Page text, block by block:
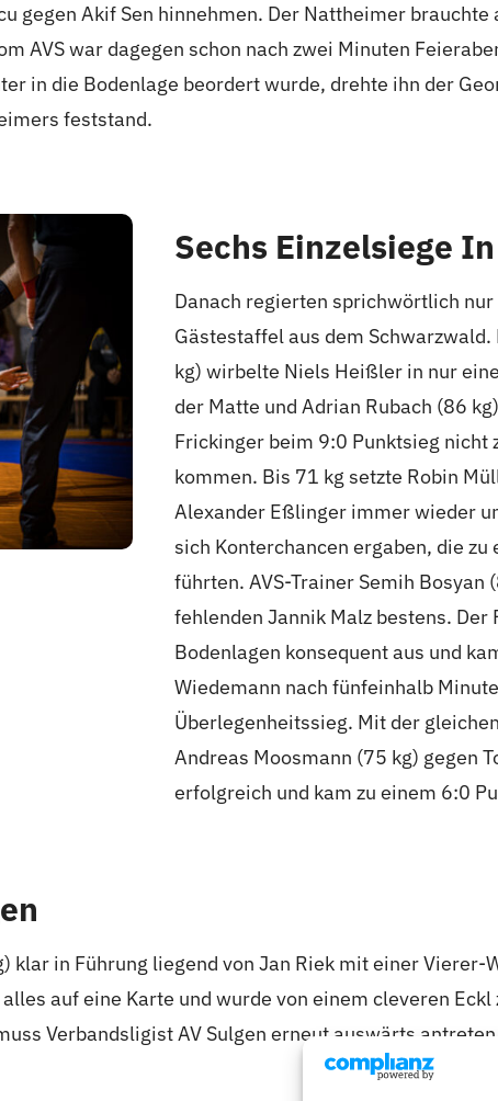
gegen Akif Sen hinnehmen. Der Nattheimer brauchte
AVS war dagegen schon nach zwei Minuten
in die Bodenlage beordert wurde, drehte ihn der
feststand.
Sechs Einzelsiege
Danach regierten sprichwörtlich
Gästestaffel aus dem
kg) wirbelte Niels Heißler in nur
der Matte und Adrian Rubach (86
Frickinger beim 9:0 Punktsieg nicht
kommen. Bis 71 kg setzte Robin
Alexander Eßlinger immer wieder
sich Konterchancen ergaben, die zu
führten. AVS-Trainer Semih Bosyan
fehlenden Jannik Malz bestens. Der
Bodenlagen konsequent aus und
Wiedemann nach fünfeinhalb
Überlegenheitssieg. Mit der
Andreas Moosmann (75 kg) gegen
erfolgreich und kam zu einem 6:0
klar in Führung liegend von Jan Riek mit einer Vierer-
auf eine Karte und wurde von einem cleveren Eckl
Verbandsligist AV Sulgen erneut auswärts